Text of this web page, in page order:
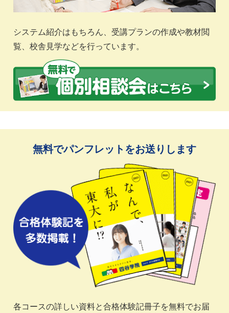
システム紹介はもちろん、受講プランの作成や教材閲
覧、校舎見学などを行っています。
無料でパンフレットをお送りします
各コースの詳しい資料と合格体験記冊子を無料でお届